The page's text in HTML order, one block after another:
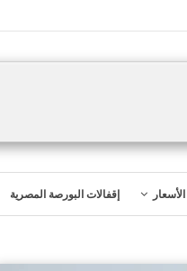
الأسعار إقفالات البورصة المصرية